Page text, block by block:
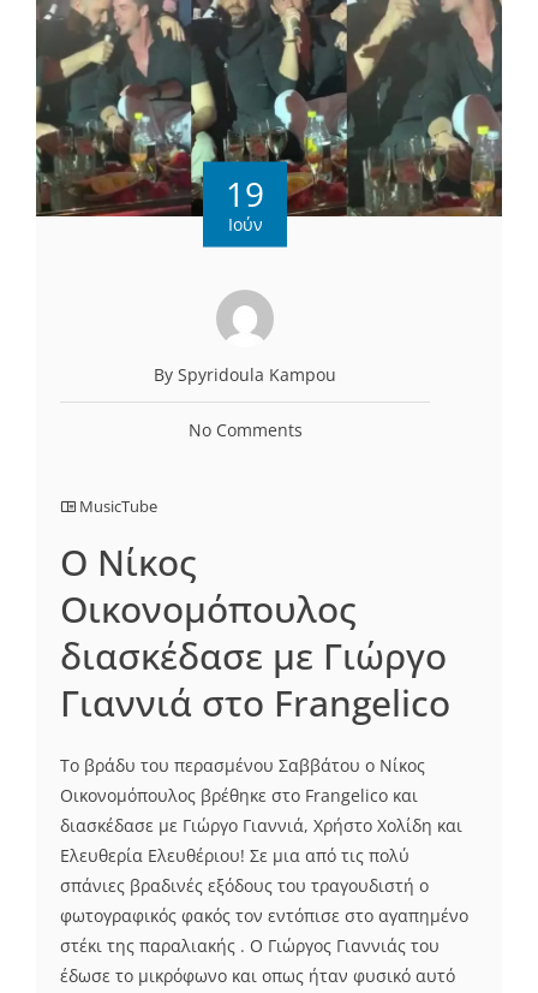
19
Ιούν
By Spyridoula Kampou
No Comments
MusicTube
Ο Νίκος
Οικονομόπουλος
διασκέδασε με Γιώργο
Γιαννιά στο Frangelico
Το βράδυ του περασμένου Σαββάτου ο Νίκος
Οικονομόπουλος βρέθηκε στο Frangelico και
διασκέδασε με Γιώργο Γιαννιά, Χρήστο Χολίδη και
Ελευθερία Ελευθέριου! Σε μια από τις πολύ
σπάνιες βραδινές εξόδους του τραγουδιστή ο
φωτογραφικός φακός τον εντόπισε στο αγαπημένο
στέκι της παραλιακής . Ο Γιώργος Γιαννιάς του
έδωσε το μικρόφωνο και οπως ήταν φυσικό αυτό